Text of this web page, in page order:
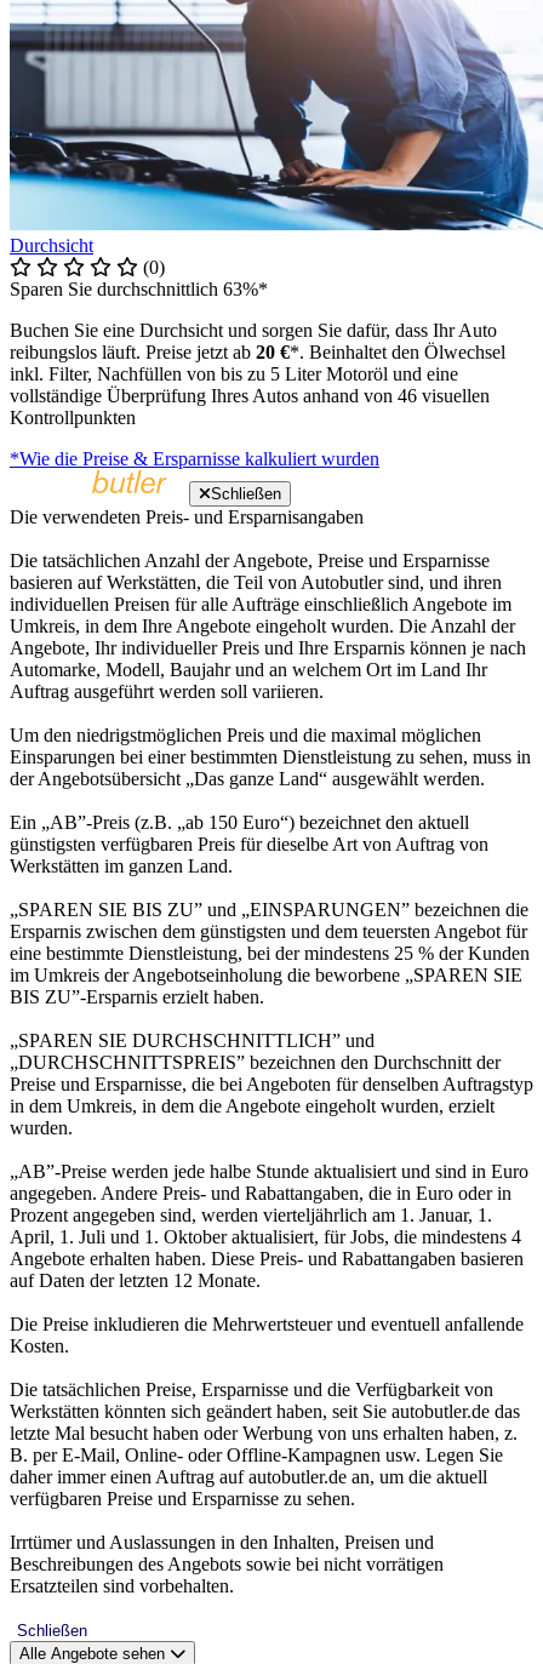
Durchsicht
(0)
Sparen Sie durchschnittlich 63%*
Buchen Sie eine Durchsicht und sorgen Sie dafür, dass Ihr Auto
reibungslos läuft. Preise jetzt ab 20 €*. Beinhaltet den Ölwechsel
inkl. Filter, Nachfüllen von bis zu 5 Liter Motoröl und eine
vollständige Überprüfung Ihres Autos anhand von 46 visuellen
Kontrollpunkten
*Wie die Preise & Ersparnisse kalkuliert wurden
Schließen
Die verwendeten Preis- und Ersparnisangaben
Die tatsächlichen Anzahl der Angebote, Preise und Ersparnisse
basieren auf Werkstätten, die Teil von Autobutler sind, und ihren
individuellen Preisen für alle Aufträge einschließlich Angebote im
Umkreis, in dem Ihre Angebote eingeholt wurden. Die Anzahl der
Angebote, Ihr individueller Preis und Ihre Ersparnis können je nach
Automarke, Modell, Baujahr und an welchem Ort im Land Ihr
Auftrag ausgeführt werden soll variieren.
Um den niedrigstmöglichen Preis und die maximal möglichen
Einsparungen bei einer bestimmten Dienstleistung zu sehen, muss in
der Angebotsübersicht „Das ganze Land“ ausgewählt werden.
Ein „AB”-Preis (z.B. „ab 150 Euro“) bezeichnet den aktuell
günstigsten verfügbaren Preis für dieselbe Art von Auftrag von
Werkstätten im ganzen Land.
„SPAREN SIE BIS ZU” und „EINSPARUNGEN” bezeichnen die
Ersparnis zwischen dem günstigsten und dem teuersten Angebot für
eine bestimmte Dienstleistung, bei der mindestens 25 % der Kunden
im Umkreis der Angebotseinholung die beworbene „SPAREN SIE
BIS ZU”-Ersparnis erzielt haben.
„SPAREN SIE DURCHSCHNITTLICH” und
„DURCHSCHNITTSPREIS” bezeichnen den Durchschnitt der
Preise und Ersparnisse, die bei Angeboten für denselben Auftragstyp
in dem Umkreis, in dem die Angebote eingeholt wurden, erzielt
wurden.
„AB”-Preise werden jede halbe Stunde aktualisiert und sind in Euro
angegeben. Andere Preis- und Rabattangaben, die in Euro oder in
Prozent angegeben sind, werden vierteljährlich am 1. Januar, 1.
April, 1. Juli und 1. Oktober aktualisiert, für Jobs, die mindestens 4
Angebote erhalten haben. Diese Preis- und Rabattangaben basieren
auf Daten der letzten 12 Monate.
Die Preise inkludieren die Mehrwertsteuer und eventuell anfallende
Kosten.
Die tatsächlichen Preise, Ersparnisse und die Verfügbarkeit von
Werkstätten könnten sich geändert haben, seit Sie autobutler.de das
letzte Mal besucht haben oder Werbung von uns erhalten haben, z.
B. per E-Mail, Online- oder Offline-Kampagnen usw. Legen Sie
daher immer einen Auftrag auf autobutler.de an, um die aktuell
verfügbaren Preise und Ersparnisse zu sehen.
Irrtümer und Auslassungen in den Inhalten, Preisen und
Beschreibungen des Angebots sowie bei nicht vorrätigen
Ersatzteilen sind vorbehalten.
Schließen
Alle Angebote sehen